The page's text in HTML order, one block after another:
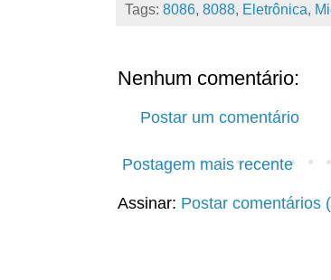
Tags: 8086, 8088, Eletrônica,
Nenhum comentário:
Postar um comentário
Postagem mais recente
Assinar: Postar comentários